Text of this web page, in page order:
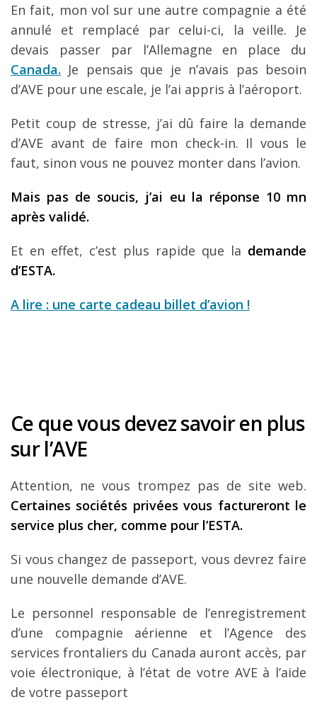
En fait, mon vol sur une autre compagnie a été
annulé et remplacé par celui-ci, la veille. Je
devais passer par l’Allemagne en place du
Canada. Je pensais que je n’avais pas besoin
d’AVE pour une escale, je l’ai appris à l’aéroport.
Petit coup de stresse, j’ai dû faire la demande
d’AVE avant de faire mon check-in. Il vous le
faut, sinon vous ne pouvez monter dans l’avion.
Mais pas de soucis, j’ai eu la réponse 10 mn
après validé.
Et en effet, c’est plus rapide que la demande
d’ESTA.
A lire : une carte cadeau billet d’avion !
Ce que vous devez savoir en plus
sur l’AVE
Attention, ne vous trompez pas de site web.
Certaines sociétés privées vous factureront le
service plus cher, comme pour l’ESTA.
Si vous changez de passeport, vous devrez faire
une nouvelle demande d’AVE.
Le personnel responsable de l’enregistrement
d’une compagnie aérienne et l’Agence des
services frontaliers du Canada auront accès, par
voie électronique, à l’état de votre AVE à l’aide
de votre passeport